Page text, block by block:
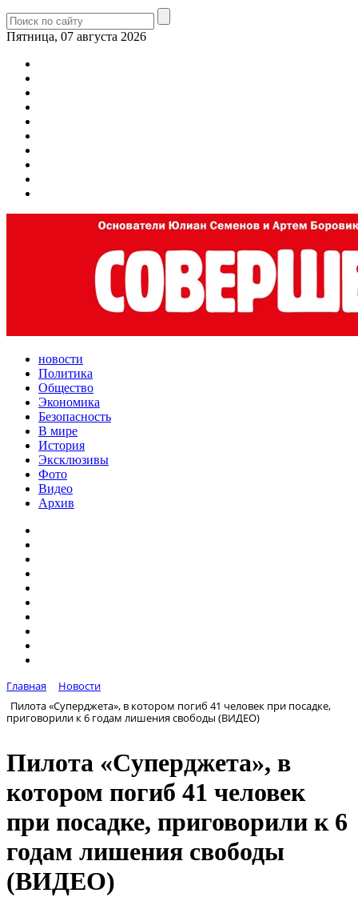
Пятница, 07 августа 2026
новости
Политика
Общество
Экономика
Безопасность
В мире
История
Эксклюзивы
Фото
Видео
Архив
Главная
Новости
Пилота «Cуперджета», в котором погиб 41 человек при посадке,
приговорили к 6 годам лишения свободы (ВИДЕО)
Пилота «Cуперджета», в
котором погиб 41 человек
при посадке, приговорили к 6
годам лишения свободы
(ВИДЕО)